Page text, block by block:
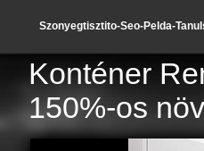
Szonyegtisztito-Seo-Pelda-
Konténer
150%-os